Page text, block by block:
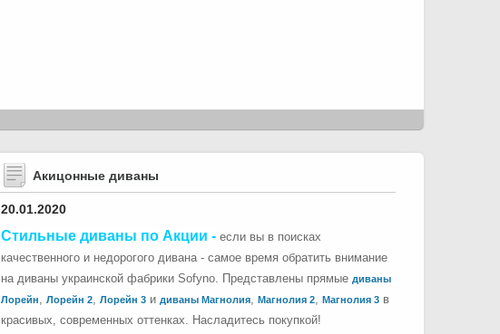
Акицонные диваны
20.01.2020
Стильные диваны по Акции - если вы в поисках
качественного и недорогого дивана - самое время обратить внимание
на диваны украинской фабрики Sofyno. Представлены прямые диваны
Лорейн, Лорейн 2, Лорейн 3 и диваны Магнолия, Магнолия 2, Магнолия 3 в
красивых, современных оттенках. Насладитесь покупкой!